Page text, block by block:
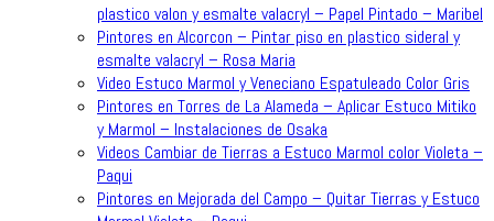
plastico valon y esmalte valacryl – Papel Pintado – Maribel
Pintores en Alcorcon – Pintar piso en plastico sideral y
esmalte valacryl – Rosa Maria
Video Estuco Marmol y Veneciano Espatuleado Color Gris
Pintores en Torres de La Alameda – Aplicar Estuco Mitiko
y Marmol – Instalaciones de Osaka
Videos Cambiar de Tierras a Estuco Marmol color Violeta –
Paqui
Pintores en Mejorada del Campo – Quitar Tierras y Estuco